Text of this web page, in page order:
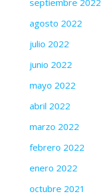
agosto 2022
julio 2022
junio 2022
mayo 2022
abril 2022
marzo 2022
febrero 2022
enero 2022
octubre 2021